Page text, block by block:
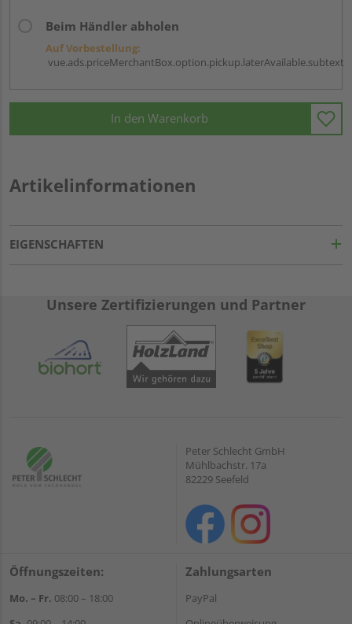
Beim Händler abholen
Auf Vorbestellung:
vue.ads.priceMerchantBox.option.pickup.laterAvailable.subtext
In den Warenkorb
Artikelinformationen
EIGENSCHAFTEN
Unsere Zertifizierungen und Partner
Peter Schlecht GmbH
Mühlbachstr. 17a
82229 Seefeld
Öffnungszeiten:
Mo. – Fr. 08:00 – 18:00
Zahlungsarten
PayPal